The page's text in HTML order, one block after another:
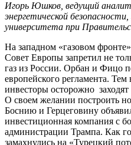
Игорь Юшков, ведущий
энергетической
университета при
На западном «газовом
Совет Европы запретил не
газ из России. Орбан и Фицо
европейского регламента.
инвесторы осторожно
О своем желании построить
Боснию и Герцеговину
инвестиционная компания с
администрации Трампа. Как
замахнулись на «Турецкий